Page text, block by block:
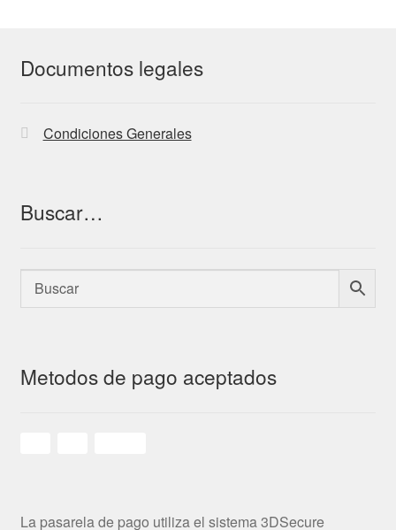
Documentos legales
Condiciones Generales
Buscar…
Metodos de pago aceptados
La pasarela de pago utiliza el sistema 3DSecure